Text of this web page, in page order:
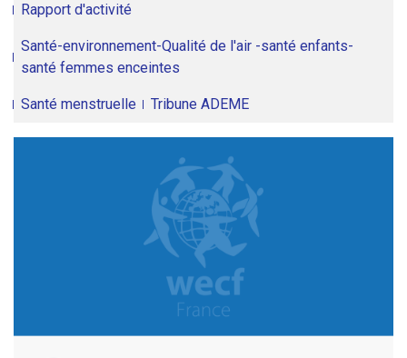
Rapport d'activité
Santé-environnement-Qualité de l'air -santé enfants-
santé femmes enceintes
Santé menstruelle Tribune ADEME